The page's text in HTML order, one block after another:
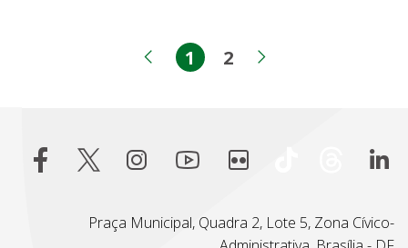
Página anterior
Página
1 Página
2
Praça Municipal, Quadra 2, Lote 5, Zona Cívico-